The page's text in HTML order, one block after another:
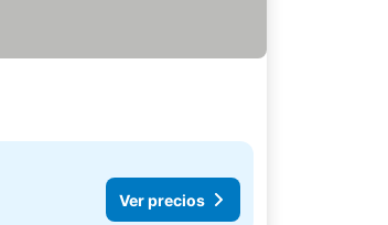
Ver precios